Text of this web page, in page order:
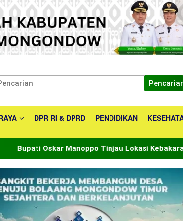
DPR RI & DPRD PENDIDIKAN
Manoppo Tinjau Lokasi Kebakaran , Tegaskan